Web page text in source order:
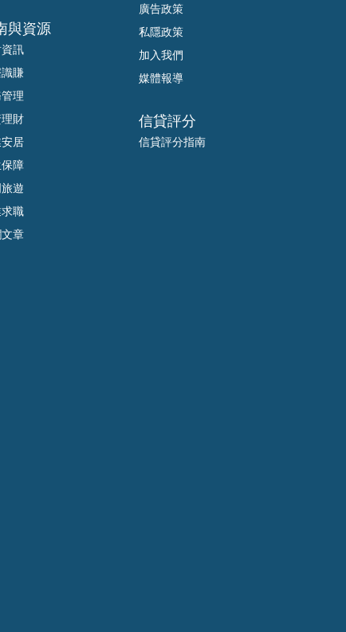
與資源
訊
賺
理
財
居
障
遊
職
章
廣告政策
私隱政策
加入我們
媒體報導
信貸評分
信貸評分指南